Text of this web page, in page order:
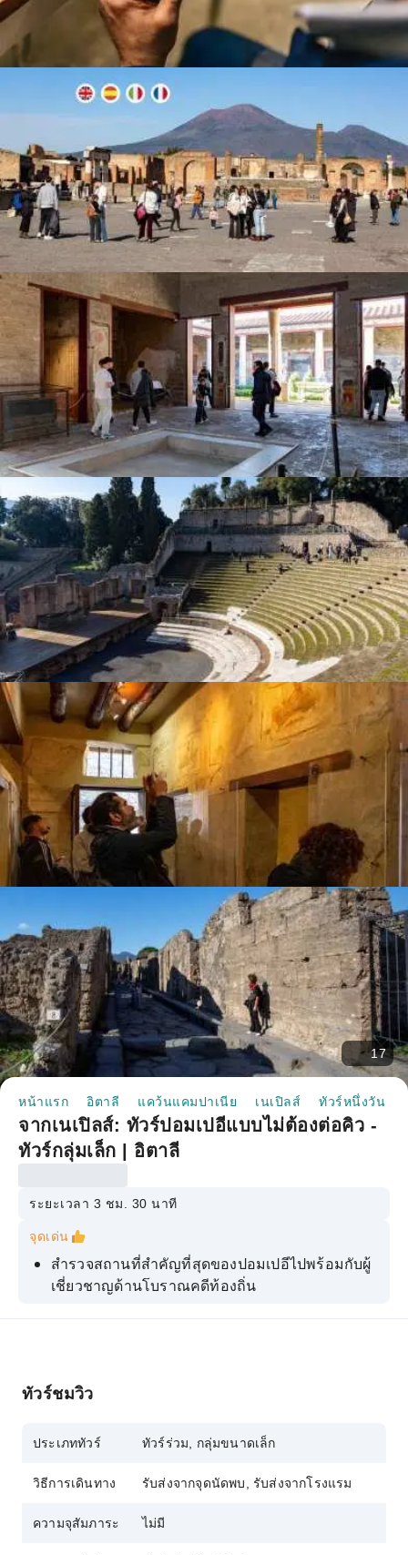
17
หน้าแรก อิตาลี แคว้นแคมปาเนีย เนเปิลส์ ทัวร์หนึ่งวัน
จากเนเปิลส์: ทัวร์ปอมเปอีแบบไม่ต้องต่อคิว -
ทัวร์กลุ่มเล็ก | อิตาลี
ระยะเวลา 3 ชม. 30 นาที
จุดเด่น
สำรวจสถานที่สำคัญที่สุดของปอมเปอีไปพร้อมกับผู้
เชี่ยวชาญด้านโบราณคดีท้องถิ่น
เลือกทัวร์แบบ VIP, ทัวร์กลุ่มเล็ก หรือทัวร์กลุ่มปกติ
เลือกเวลาท่องเที่ยวได้ตามสะดวก พร้อมรถรับส่ง
ไม่ต้องต่อคิวที่เคาน์เตอร์จำหน่ายตั๋วของปอมเปอี
เยี่ยมชมโรงงานผลิตเครื่องประดับคาเมโอและชม
ช่างฝีมือประดิษฐ์เครื่องประดับสไตล์โรมัน
ทัวร์ชมวิว
ประเภททัวร์ ทัวร์ร่วม, กลุ่มขนาดเล็ก
วิธีการเดินทาง รับส่งจากจุดนัดพบ, รับส่งจากโรงแรม
ความจุสัมภาระ ไม่มี